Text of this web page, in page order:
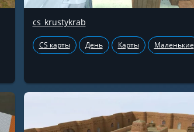
cs_krustykrab
CS карты День Карты Маленькие